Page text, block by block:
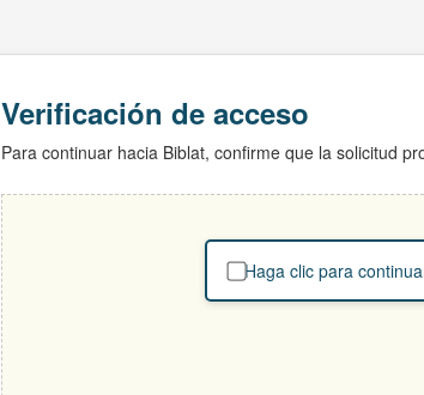
Verificación de acceso
Para continuar hacia Biblat, confirme que la solicitud
Haga clic para